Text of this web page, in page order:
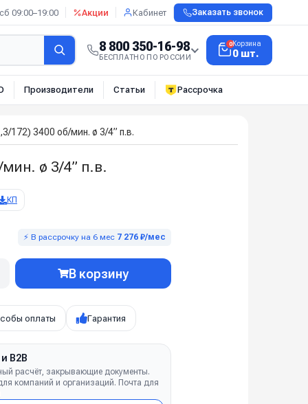
09:00–19:00 Акции Кабинет Заказать звонок
8 800 350-16-98
БЕСПЛАТНО ПО РОССИИ
0Корзина
0 шт.
Производители Статьи Рассрочка
172) 3400 об/мин. ø 3/4” п.в.
ø 3/4” п.в.
КП
⚡ В рассрочку на 6 мес 7 276 ₽/мес
В корзину
оплаты Гарантия
B2B
расчёт, закрывающие документы.
компаний и организаций. Почта для